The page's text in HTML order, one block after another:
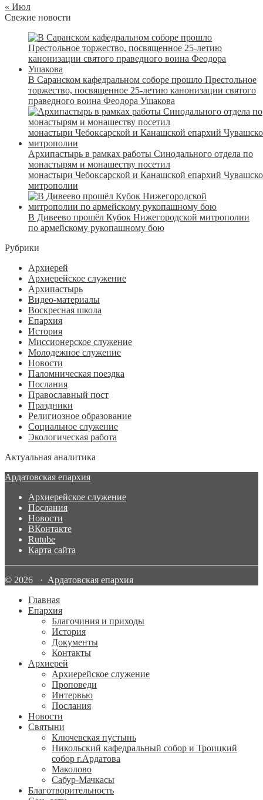
« Июл
Свежие новости
В Саранском кафедральном соборе прошло Престольное
торжество, посвященное 25-летию канонизации святого
праведного воина Феодора Ушакова
Архипастырь в рамках работы Синодального отдела по
монастырям и монашеству посетил
монастыри Чебоксарской и Канашской епархий
митрополии
В Дивеево прошёл Кубок Нижегородской митрополии
по армейскому рукопашному бою
Рубрики
Архиерей
Архиерейское служение
Архипастырь
Видео-материалы
Воскресная школа
Епархия
История
Миссионерское служение
Молодежное служение
Новости
Паломническая поездка
Послания
Православный пост
Праздники
Религиозное образование
Социальное служение
Экологическая работа
Актуальная аналитика
Ардатовская епархия
Архиерейское служение
Послания
Новости
ВКонтакте
Rutube
Карта сайта
© 2026 · Ардатовская епархия
Главная
Епархия
Благочиния и приходы
История
Документы
Контакты
Архиерей
Архиерейское служение
Проповеди
Интервью
Послания
Новости
Святыни
Ключевская пустынь
Никольский кафедральный собор и Троицкий
собор г.Ардатова
Маколово
Сабур-Мачкасы
Благотворительность